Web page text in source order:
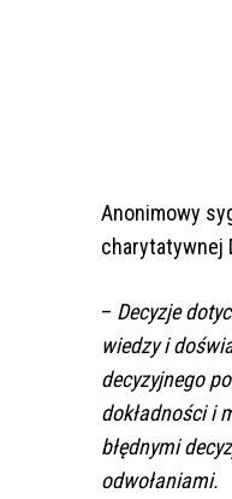
Anonimowy
charytatywnej
– Decyzje
wiedzy i
decyzyjnego
dokładności i
błędnymi
odwołaniami.